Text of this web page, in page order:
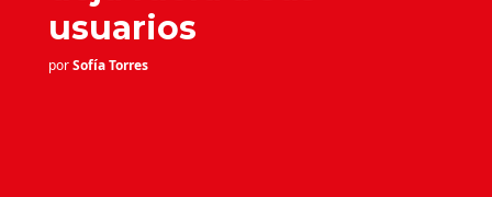
usuarios
porSofía Torres